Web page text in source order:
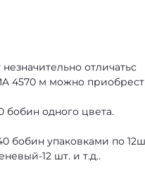
отличатьс
4570 м можно
бобин одного цвета.
бобин упаковками по
12 шт. и т.д..